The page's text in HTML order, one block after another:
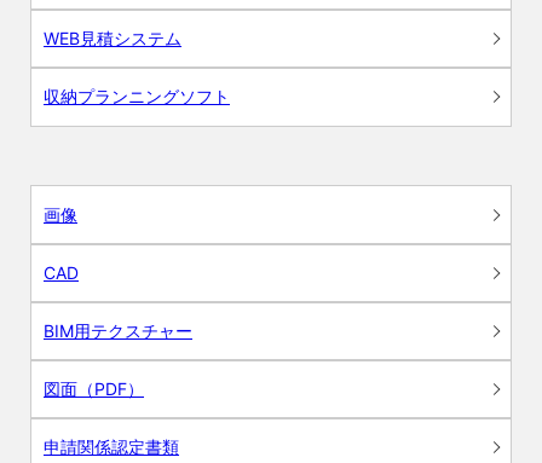
WEB見積システム
収納プランニングソフト
画像
CAD
BIM用テクスチャー
図面（PDF）
申請関係認定書類